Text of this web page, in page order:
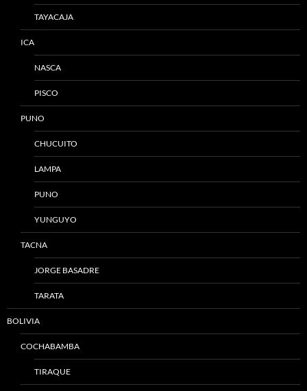
TAYACAJA
ICA
NASCA
PISCO
PUNO
CHUCUITO
LAMPA
PUNO
YUNGUYO
TACNA
JORGE BASADRE
TARATA
BOLIVIA
COCHABAMBA
TIRAQUE